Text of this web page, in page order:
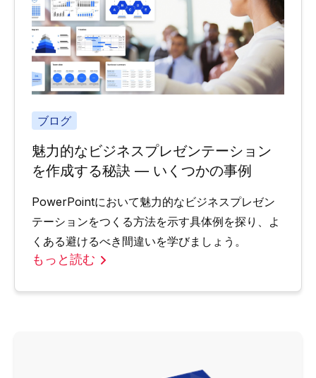
ブログ
魅力的なビジネスプレゼンテーション
を作成する秘訣 ― いくつかの事例
PowerPointにおいて魅力的なビジネスプレゼン
テーションをつくる方法を示す具体例を探り、よ
くある避けるべき間違いを学びましょう。
もっと読む